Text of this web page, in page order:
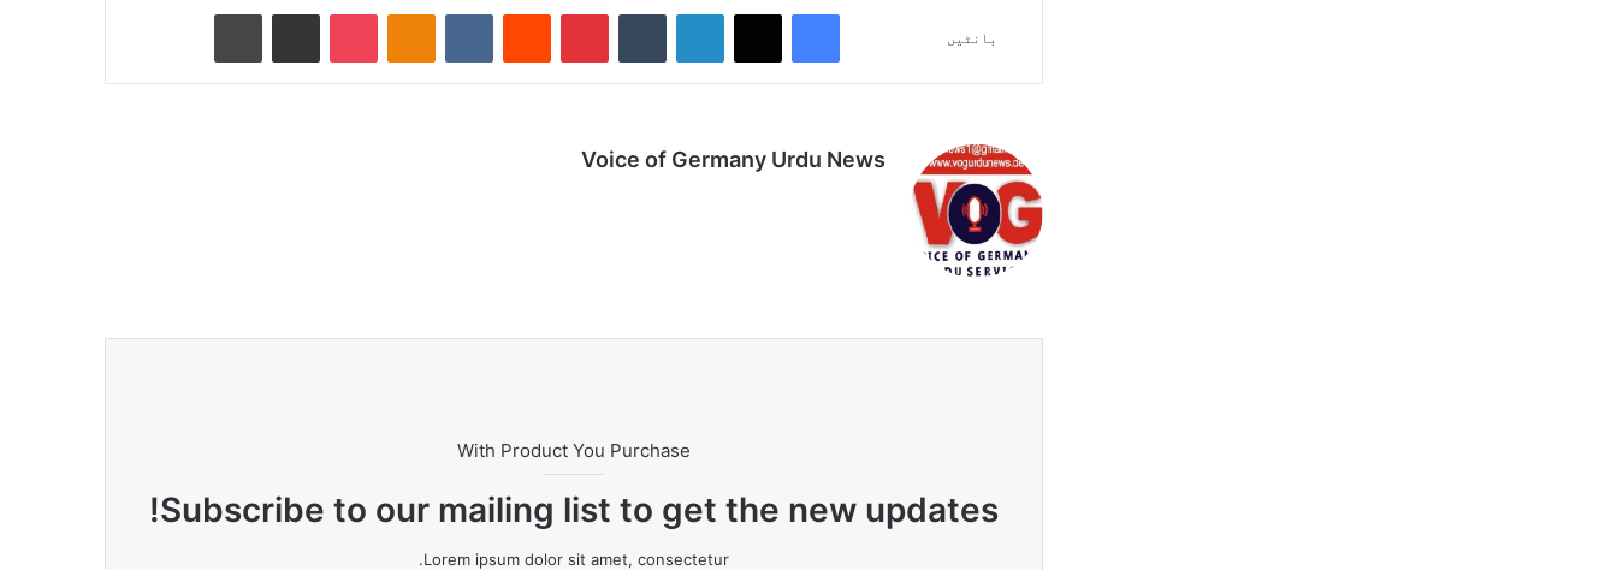
بانٹیں
X
LinkedIn
VKontakte ای میل کے ذریعے شیئر کریں
Voice of Germany Urdu News
With Product You Purchase
Subscribe to our mailing list to get the new updates!
Lorem ipsum dolor sit amet, consectetur.